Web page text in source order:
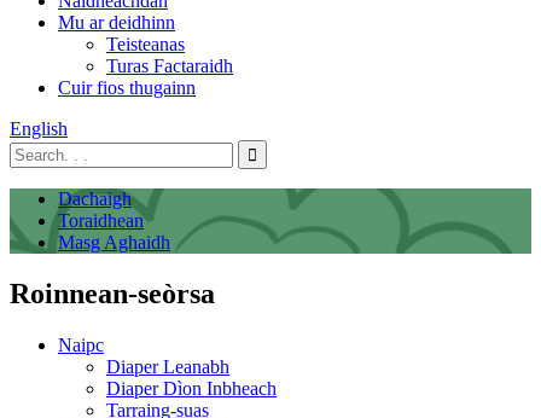
Mu ar deidhinn
Teisteanas
Turas Factaraidh
Cuir fios thugainn
English
Dachaigh
Toraidhean
Masg Aghaidh
Roinnean-seòrsa
Naipc
Diaper Leanabh
Diaper Dìon Inbheach
Tarraing-suas